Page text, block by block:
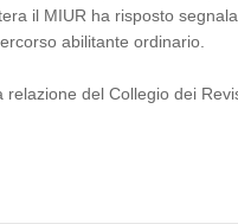
il MIUR ha risposto
abilitante ordinario.
del Collegio dei